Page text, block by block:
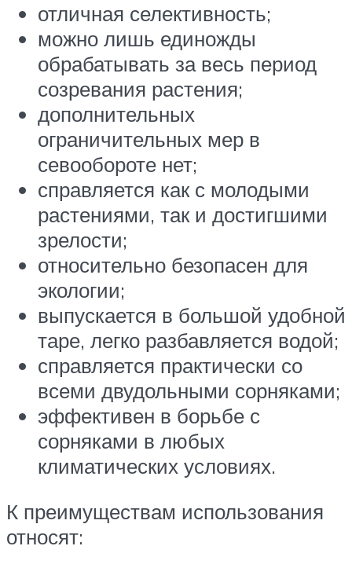
отличная селективность;
можно лишь единожды
обрабатывать за весь период
созревания растения;
дополнительных
ограничительных мер в
севообороте нет;
справляется как с молодыми
растениями, так и достигшими
зрелости;
относительно безопасен для
экологии;
выпускается в большой удобной
таре, легко разбавляется водой;
справляется практически со
всеми двудольными сорняками;
эффективен в борьбе с
сорняками в любых
климатических условиях.
К преимуществам использования
относят: